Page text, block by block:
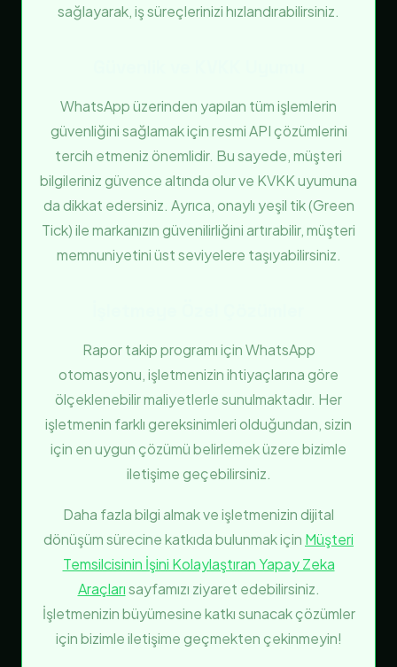
sağlayarak, iş süreçlerinizi hızlandırabilirsiniz.
WhatsApp üzerinden yapılan tüm işlemlerin
güvenliğini sağlamak için resmi API çözümlerini
tercih etmeniz önemlidir. Bu sayede, müşteri
bilgileriniz güvence altında olur ve KVKK uyumuna
da dikkat edersiniz. Ayrıca, onaylı yeşil tik (Green
Tick) ile markanızın güvenilirliğini artırabilir, müşteri
memnuniyetini üst seviyelere taşıyabilirsiniz.
Rapor takip programı için WhatsApp
otomasyonu, işletmenizin ihtiyaçlarına göre
ölçeklenebilir maliyetlerle sunulmaktadır. Her
işletmenin farklı gereksinimleri olduğundan, sizin
için en uygun çözümü belirlemek üzere bizimle
iletişime geçebilirsiniz.
Daha fazla bilgi almak ve işletmenizin dijital
dönüşüm sürecine katkıda bulunmak için Müşteri
Temsilcisinin İşini Kolaylaştıran Yapay Zeka
Araçlarısayfamızı ziyaret edebilirsiniz.
İşletmenizin büyümesine katkı sunacak çözümler
için bizimle iletişime geçmekten çekinmeyin!